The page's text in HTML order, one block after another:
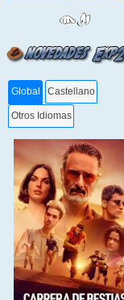
Global Castellano
Otros Idiomas